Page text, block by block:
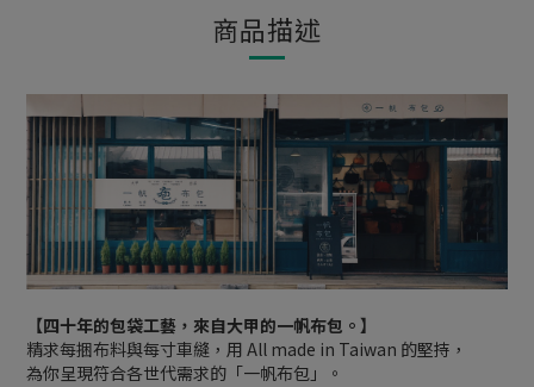
商品描述
【四十年的包袋工藝，來自大甲的一帆布包。】
精求每捆布料與每寸車縫，用 All made in Taiwan 的堅持，
為你呈現符合各世代需求的「一帆布包」。